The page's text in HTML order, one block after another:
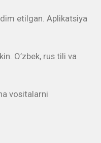
etilgan. Aplikatsiya
O’zbek, rus tili va
vositalarni